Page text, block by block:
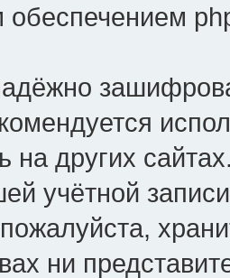
на других
учётной
ни